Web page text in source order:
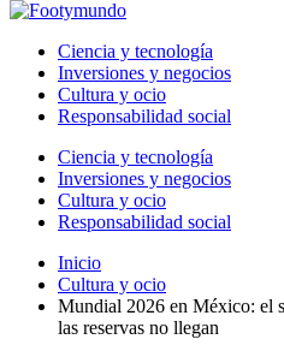
Ciencia y tecnología
Inversiones y negocios
Cultura y ocio
Responsabilidad social
Ciencia y tecnología
Inversiones y negocios
Cultura y ocio
Responsabilidad social
Inicio
Cultura y ocio
Mundial 2026 en México: el
las reservas no llegan